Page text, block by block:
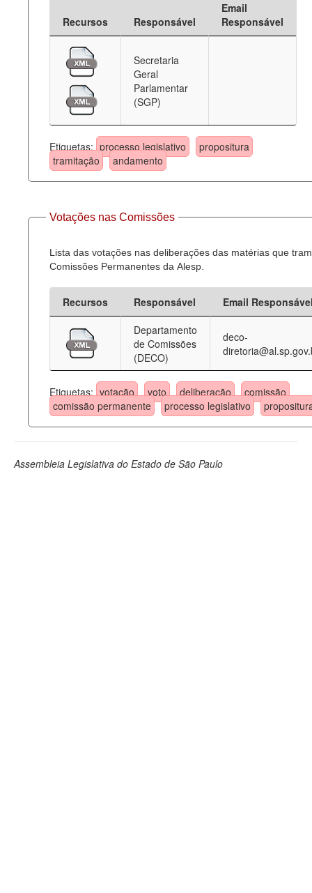
Recursos Responsável
Email
Responsável
Secretaria
Geral
Parlamentar
(SGP)
Etiquetas: processo legislativo
propositura
tramitação
andamento
Votações nas Comissões
Lista das votações nas deliberações das matérias que
Comissões Permanentes da Alesp.
Recursos Responsável
Email
Departamento
de Comissões
(DECO)
deco-
Etiquetas: votação voto deliberação
comissão
comissão permanente
processo legislativo
Assembleia Legislativa do Estado de São Paulo